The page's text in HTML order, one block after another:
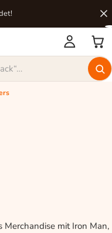
Merchandise mit Iron Man,